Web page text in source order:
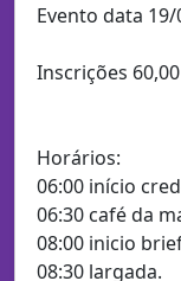
Evento data
Inscrições
Horários:
06:00 início
06:30 café da
08:00 inicio
08:30 largada.